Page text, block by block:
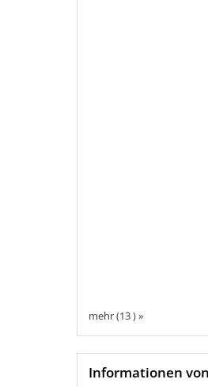
mehr (13 ) »
Informationen